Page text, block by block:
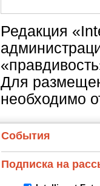
Редакция
Для
необходимо
События
Подписка на